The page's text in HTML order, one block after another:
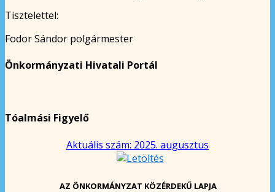
Tisztelettel:
Fodor Sándor polgármester
Önkormányzati Hivatali Portál
Tóalmási Figyelő
Aktuális szám: 2025. augusztus
AZ ÖNKORMÁNYZAT KÖZÉRDEKŰ LAPJA